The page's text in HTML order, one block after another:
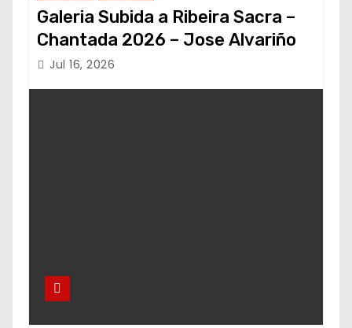
Galeria Subida a Ribeira Sacra –
Chantada 2026 – Jose Alvariño
Jul 16, 2026